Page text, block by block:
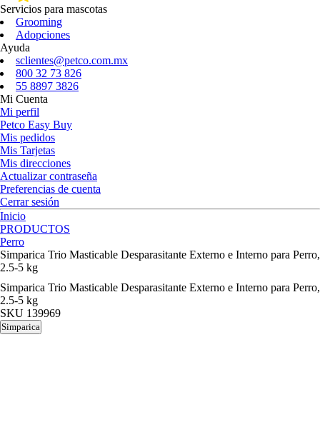
Servicios para mascotas
Grooming
Adopciones
Ayuda
sclientes@petco.com.mx
800 32 73 826
55 8897 3826
Mi Cuenta
Mi perfil
Petco Easy Buy
Mis pedidos
Mis Tarjetas
Mis direcciones
Actualizar contraseña
Preferencias de cuenta
Cerrar sesión
Inicio
PRODUCTOS
Perro
Simparica Trio Masticable Desparasitante Externo e Interno para Perro,
2.5-5 kg
Simparica Trio Masticable Desparasitante Externo e Interno para Perro,
2.5-5 kg
SKU 139969
Simparica